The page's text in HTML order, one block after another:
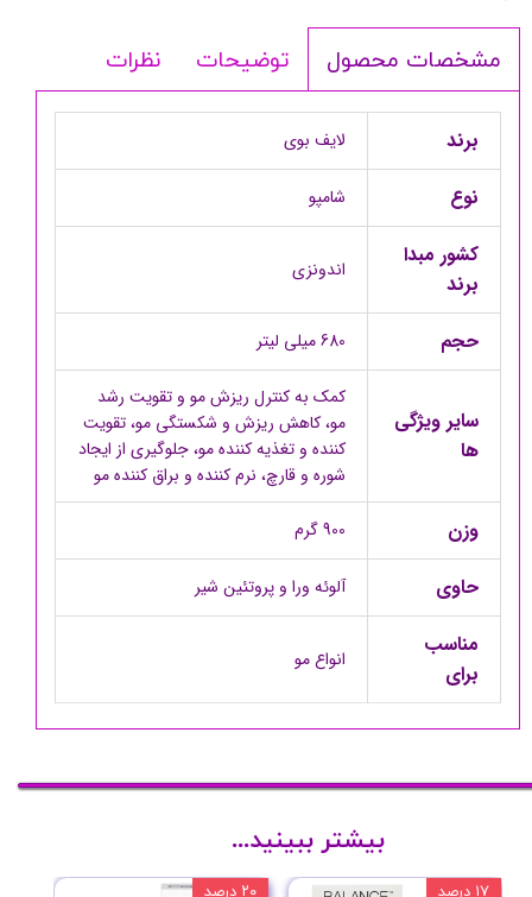
مشخصات محصول توضیحات نظرات
برند لایف بوی
نوع شامپو
کشور مبدا
برند
اندونزی
حجم 680 میلی لیتر
سایر ویژگی
ها
کمک به کنترل ریزش مو و تقویت رشد
مو، کاهش ریزش و شکستگی مو، تقویت
کننده و تغذیه کننده مو، جلوگیری از ایجاد
شوره و قارچ، نرم کننده و براق کننده مو
وزن 900 گرم
حاوی آلوئه ورا و پروتئین شیر
مناسب
برای
انواع مو
۲۰ درصد ۱۷ درصد
بیشتر ببینید...